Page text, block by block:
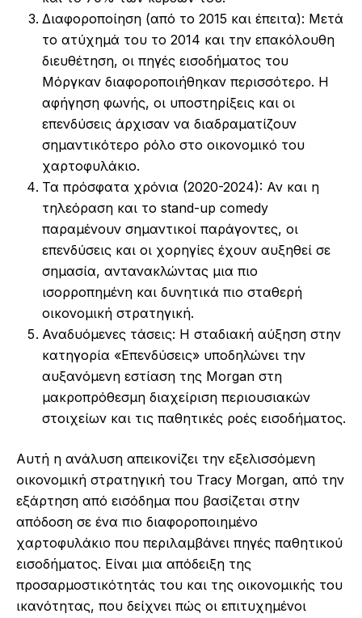
Διαφοροποίηση (από το 2015 και έπειτα): Μετά
το ατύχημά του το 2014 και την επακόλουθη
διευθέτηση, οι πηγές εισοδήματος του
Μόργκαν διαφοροποιήθηκαν περισσότερο. Η
αφήγηση φωνής, οι υποστηρίξεις και οι
επενδύσεις άρχισαν να διαδραματίζουν
σημαντικότερο ρόλο στο οικονομικό του
χαρτοφυλάκιο.
Τα πρόσφατα χρόνια (2020-2024): Αν και η
τηλεόραση και το stand-up comedy
παραμένουν σημαντικοί παράγοντες, οι
επενδύσεις και οι χορηγίες έχουν αυξηθεί σε
σημασία, αντανακλώντας μια πιο
ισορροπημένη και δυνητικά πιο σταθερή
οικονομική στρατηγική.
Αναδυόμενες τάσεις: Η σταδιακή αύξηση στην
κατηγορία «Επενδύσεις» υποδηλώνει την
αυξανόμενη εστίαση της Morgan στη
μακροπρόθεσμη διαχείριση περιουσιακών
στοιχείων και τις παθητικές ροές εισοδήματος.
Αυτή η ανάλυση απεικονίζει την εξελισσόμενη
οικονομική στρατηγική του Tracy Morgan, από την
εξάρτηση από εισόδημα που βασίζεται στην
απόδοση σε ένα πιο διαφοροποιημένο
χαρτοφυλάκιο που περιλαμβάνει πηγές παθητικού
εισοδήματος. Είναι μια απόδειξη της
προσαρμοστικότητάς του και της οικονομικής του
ικανότητας, που δείχνει πώς οι επιτυχημένοι